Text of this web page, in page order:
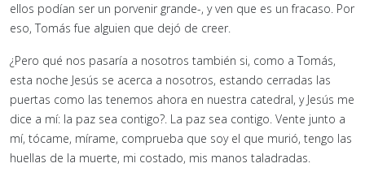
ellos podían ser un porvenir grande-, y ven que es un fracaso. Por
eso, Tomás fue alguien que dejó de creer.
¿Pero qué nos pasaría a nosotros también si, como a Tomás,
esta noche Jesús se acerca a nosotros, estando cerradas las
puertas como las tenemos ahora en nuestra catedral, y Jesús me
dice a mí: la paz sea contigo?. La paz sea contigo. Vente junto a
mí, tócame, mírame, comprueba que soy el que murió, tengo las
huellas de la muerte, mi costado, mis manos taladradas.